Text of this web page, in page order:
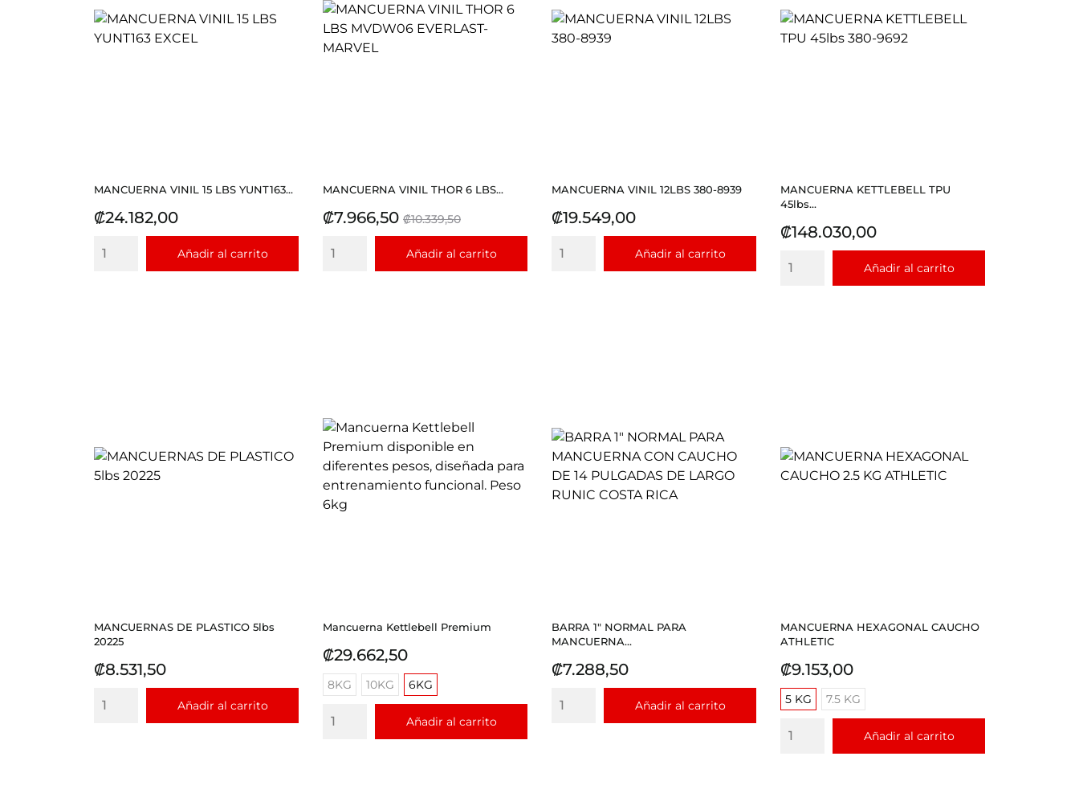
MANCUERNA VINIL 15 LBS YUNT163...
Precio
₡24.182,00
Añadir al carrito
MANCUERNA VINIL THOR 6 LBS...
Precio
₡7.966,50 Precio
base
₡10.339,50
Añadir al carrito
MANCUERNA VINIL 12LBS 380-8939
Precio
₡19.549,00
Añadir al carrito
MANCUERNA KETTLEBELL TPU
45lbs...
Precio
₡148.030,00
Añadir al carrito
MANCUERNAS DE PLASTICO 5lbs
20225
Precio
₡8.531,50
Añadir al carrito
Mancuerna Kettlebell Premium
Precio
₡29.662,50
8KG 10KG 6KG
Añadir al carrito
BARRA 1" NORMAL PARA
MANCUERNA...
Precio
₡7.288,50
Añadir al carrito
MANCUERNA HEXAGONAL CAUCHO
ATHLETIC
Precio
₡9.153,00
5 KG 7.5 KG
Añadir al carrito